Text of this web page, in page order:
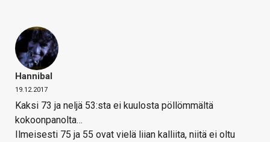
Hannibal
19.12.2017
Kaksi 73 ja neljä 53:sta ei kuulosta pöllömmältä
kokoonpanolta…
Ilmeisesti 75 ja 55 ovat vielä liian kalliita, niitä ei oltu